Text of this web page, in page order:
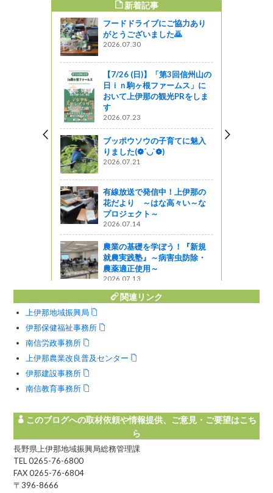
新着記事
フードドライブにご協力あり
がとうございました🙇
2026.07.30
【7/26 (日)】「第3回信州山の
日ｉｎ駒ヶ根ファームス」に
おいて上伊那の観光PRをしま
す
2026.07.23
ブッポウソウの子育てに魅入
りました(❁´◡`❁)
2026.07.21
有線放送で発信中！上伊那の
花だより ～はな高々い～な
プロジェクト～
2026.07.14
農業の基礎を学ぼう！『新規
就農実践塾』～病害虫防除・
農薬適正使用～
2026.07.13
関連リンク
上伊那地域振興局
伊那保健福祉事務所
南信労政事務所
上伊那農業改良普及センター
伊那建設事務所
南信教育事務所
このブログへの取材依頼や情報提供、ご意見・ご要望はこち
ら
長野県上伊那地域振興局総務管理課
TEL 0265-76-6800
FAX 0265-76-6804
〒396-8666